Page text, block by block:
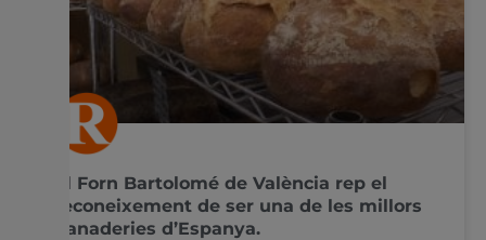
El Forn Bartolomé de València rep el
reconeixement de ser una de les millors
panaderies d’Espanya.